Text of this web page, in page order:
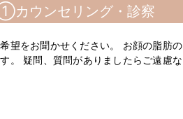
カウンセリング・診察
望をお聞かせください。 お顔の脂肪の
。 疑問、質問がありましたらご遠慮な